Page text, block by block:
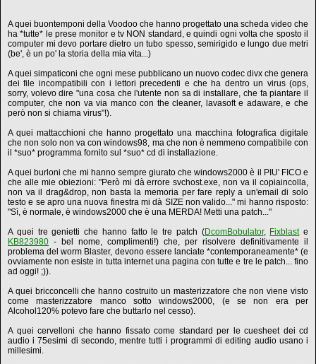
A quei buontemponi della Voodoo che hanno progettato una scheda video che
ha *tutte* le prese monitor e tv NON standard, e quindi ogni volta che sposto il
computer mi devo portare dietro un tubo spesso, semirigido e lungo due metri
(be', è un po' la storia della mia vita...)
A quei simpaticoni che ogni mese pubblicano un nuovo codec divx che genera
dei file incompatibili con i lettori precedenti e che ha dentro un virus (ops,
sorry, volevo dire "una cosa che l'utente non sa di installare, che fa piantare il
computer, che non va via manco con the cleaner, lavasoft e adaware, e che
però non si chiama virus"!).
A quei mattacchioni che hanno progettato una macchina fotografica digitale
che non solo non va con windows98, ma che non è nemmeno compatibile con
il *suo* programma fornito sul *suo* cd di installazione.
A quei burloni che mi hanno sempre giurato che windows2000 è il PIU' FICO e
che alle mie obiezioni: "Però mi dà errore svchost.exe, non va il copiaincolla,
non va il drag&drop, non basta la memoria per fare reply a un'email di solo
testo e se apro una nuova finestra mi dà SIZE non valido..." mi hanno risposto:
"Sì, è normale, è windows2000 che è una MERDA! Metti una patch..."
A quei tre genietti che hanno fatto le tre patch (DcomBobulator, Fixblaste
KB823980 - bel nome, complimenti!) che, per risolvere definitivamente il
problema del worm Blaster, devono essere lanciate *contemporaneamente* (e
ovviamente non esiste in tutta internet una pagina con tutte e tre le patch... fino
ad oggi! ;)).
A quei bricconcelli che hanno costruito un masterizzatore che non viene visto
come masterizzatore manco sotto windows2000, (e se non era per
Alcohol120% potevo fare che buttarlo nel cesso).
A quei cervelloni che hanno fissato come standard per le cuesheet dei cd
audio i 75esimi di secondo, mentre tutti i programmi di editing audio usano i
millesimi.